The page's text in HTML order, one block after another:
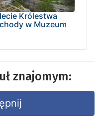
Królestwa
w Muzeum
znajomym: